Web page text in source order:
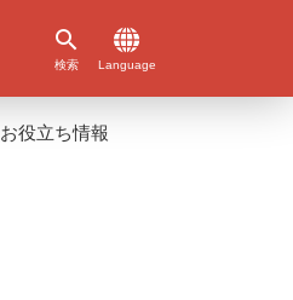
検索 Language
お役立ち情報